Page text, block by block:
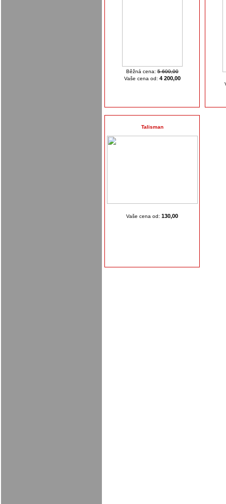
Běžná cena:5 600,00
Vaše cena od: 4 200,00
Talisman
Vaše cena od: 130,00